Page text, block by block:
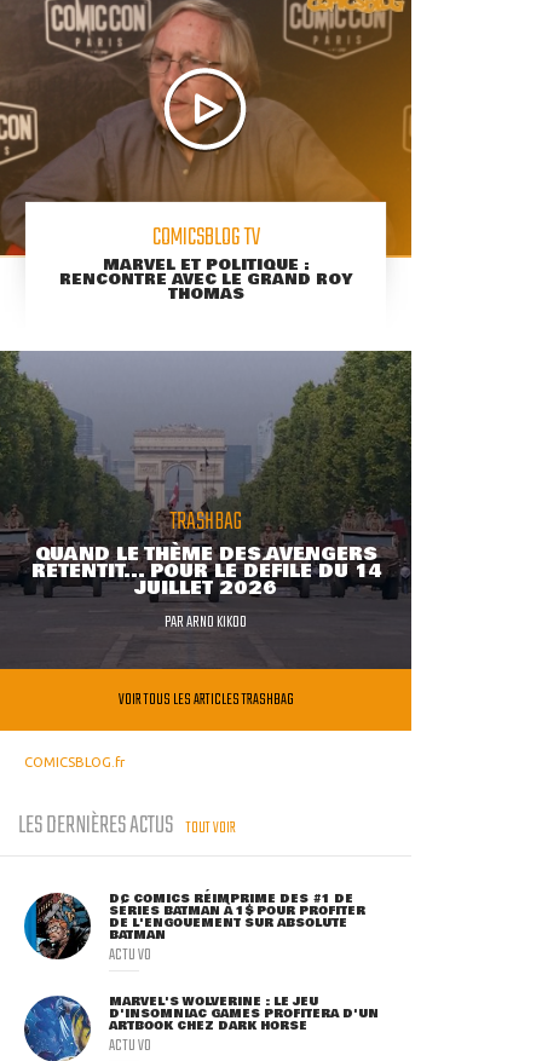
COMICSBLOG TV
MARVEL ET POLITIQUE :
RENCONTRE AVEC LE GRAND ROY
THOMAS
TRASHBAG
QUAND LE THÈME DES AVENGERS
RETENTIT... POUR LE DÉFILÉ DU 14
JUILLET 2026
PARARNO KIKOO
VOIR TOUS LES ARTICLES TRASHBAG
COMICSBLOG.fr
LES DERNIÈRES ACTUS TOUT VOIR
DC COMICS RÉIMPRIME DES #1 DE
SÉRIES BATMAN À 1$ POUR PROFITER
DE L'ENGOUEMENT SUR ABSOLUTE
BATMAN
ACTU VO
MARVEL'S WOLVERINE : LE JEU
D'INSOMNIAC GAMES PROFITERA D'UN
ARTBOOK CHEZ DARK HORSE
ACTU VO